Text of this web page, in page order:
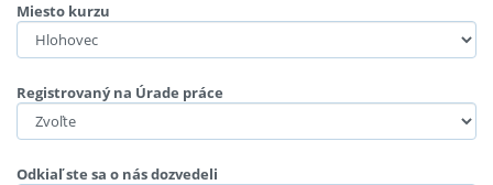
Miesto kurzu
Registrovaný na Úrade práce
Odkiaľ ste sa o nás dozvedeli